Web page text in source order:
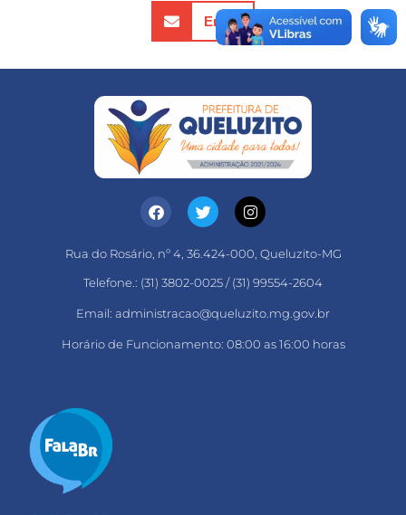
Email
Rua do Rosário, nº 4, 36.424-000, Queluzito-MG
Telefone.: (31) 3802-0025 / (31) 99554-2604
Email: administracao@queluzito.mg.gov.br
Horário de Funcionamento: 08:00 as 16:00 horas